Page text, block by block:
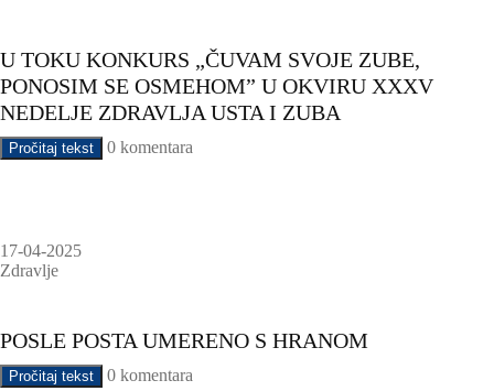
U TOKU KONKURS „ČUVAM SVOJE ZUBE,
PONOSIM SE OSMEHOM” U OKVIRU XXXV
NEDELJE ZDRAVLJA USTA I ZUBA
Pročitaj tekst 0 komentara
17-04-2025
Zdravlje
POSLE POSTA UMERENO S HRANOM
Pročitaj tekst 0 komentara